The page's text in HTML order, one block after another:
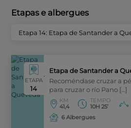
Etapas e albergues
Etapa 14: Etapa de Santander a
ETAPA
14
Etapa de Santander a
Recoméndase cruzar a
para cruzar o río Pano […]
KM
41,4
TEMPO
10H 25’
6 Albergues